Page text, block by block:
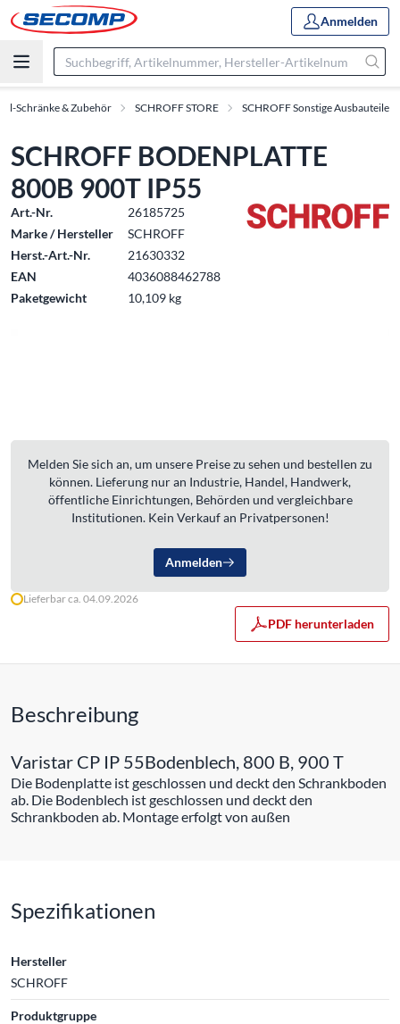
Anmelden
Schränke & Zubehör SCHROFF STORE SCHROFF Sonstige Ausbauteile
SCHROFF BODENPLATTE
800B 900T IP55
Art.-Nr.
26185725
Marke / Hersteller
SCHROFF
Herst.-Art.-Nr.
21630332
EAN
4036088462788
Paketgewicht
10,109 kg
Melden Sie sich an, um unsere Preise zu sehen und bestellen zu
können. Lieferung nur an Industrie, Handel, Handwerk,
öffentliche Einrichtungen, Behörden und vergleichbare
Institutionen. Kein Verkauf an Privatpersonen!
Anmelden
Lieferbar ca. 04.09.2026
PDF herunterladen
Beschreibung
Varistar CP IP 55Bodenblech, 800 B, 900 T
Die Bodenplatte ist geschlossen und deckt den Schrankboden
ab. Die Bodenblech ist geschlossen und deckt den
Schrankboden ab. Montage erfolgt von außen
Spezifikationen
Hersteller
SCHROFF
Produktgruppe